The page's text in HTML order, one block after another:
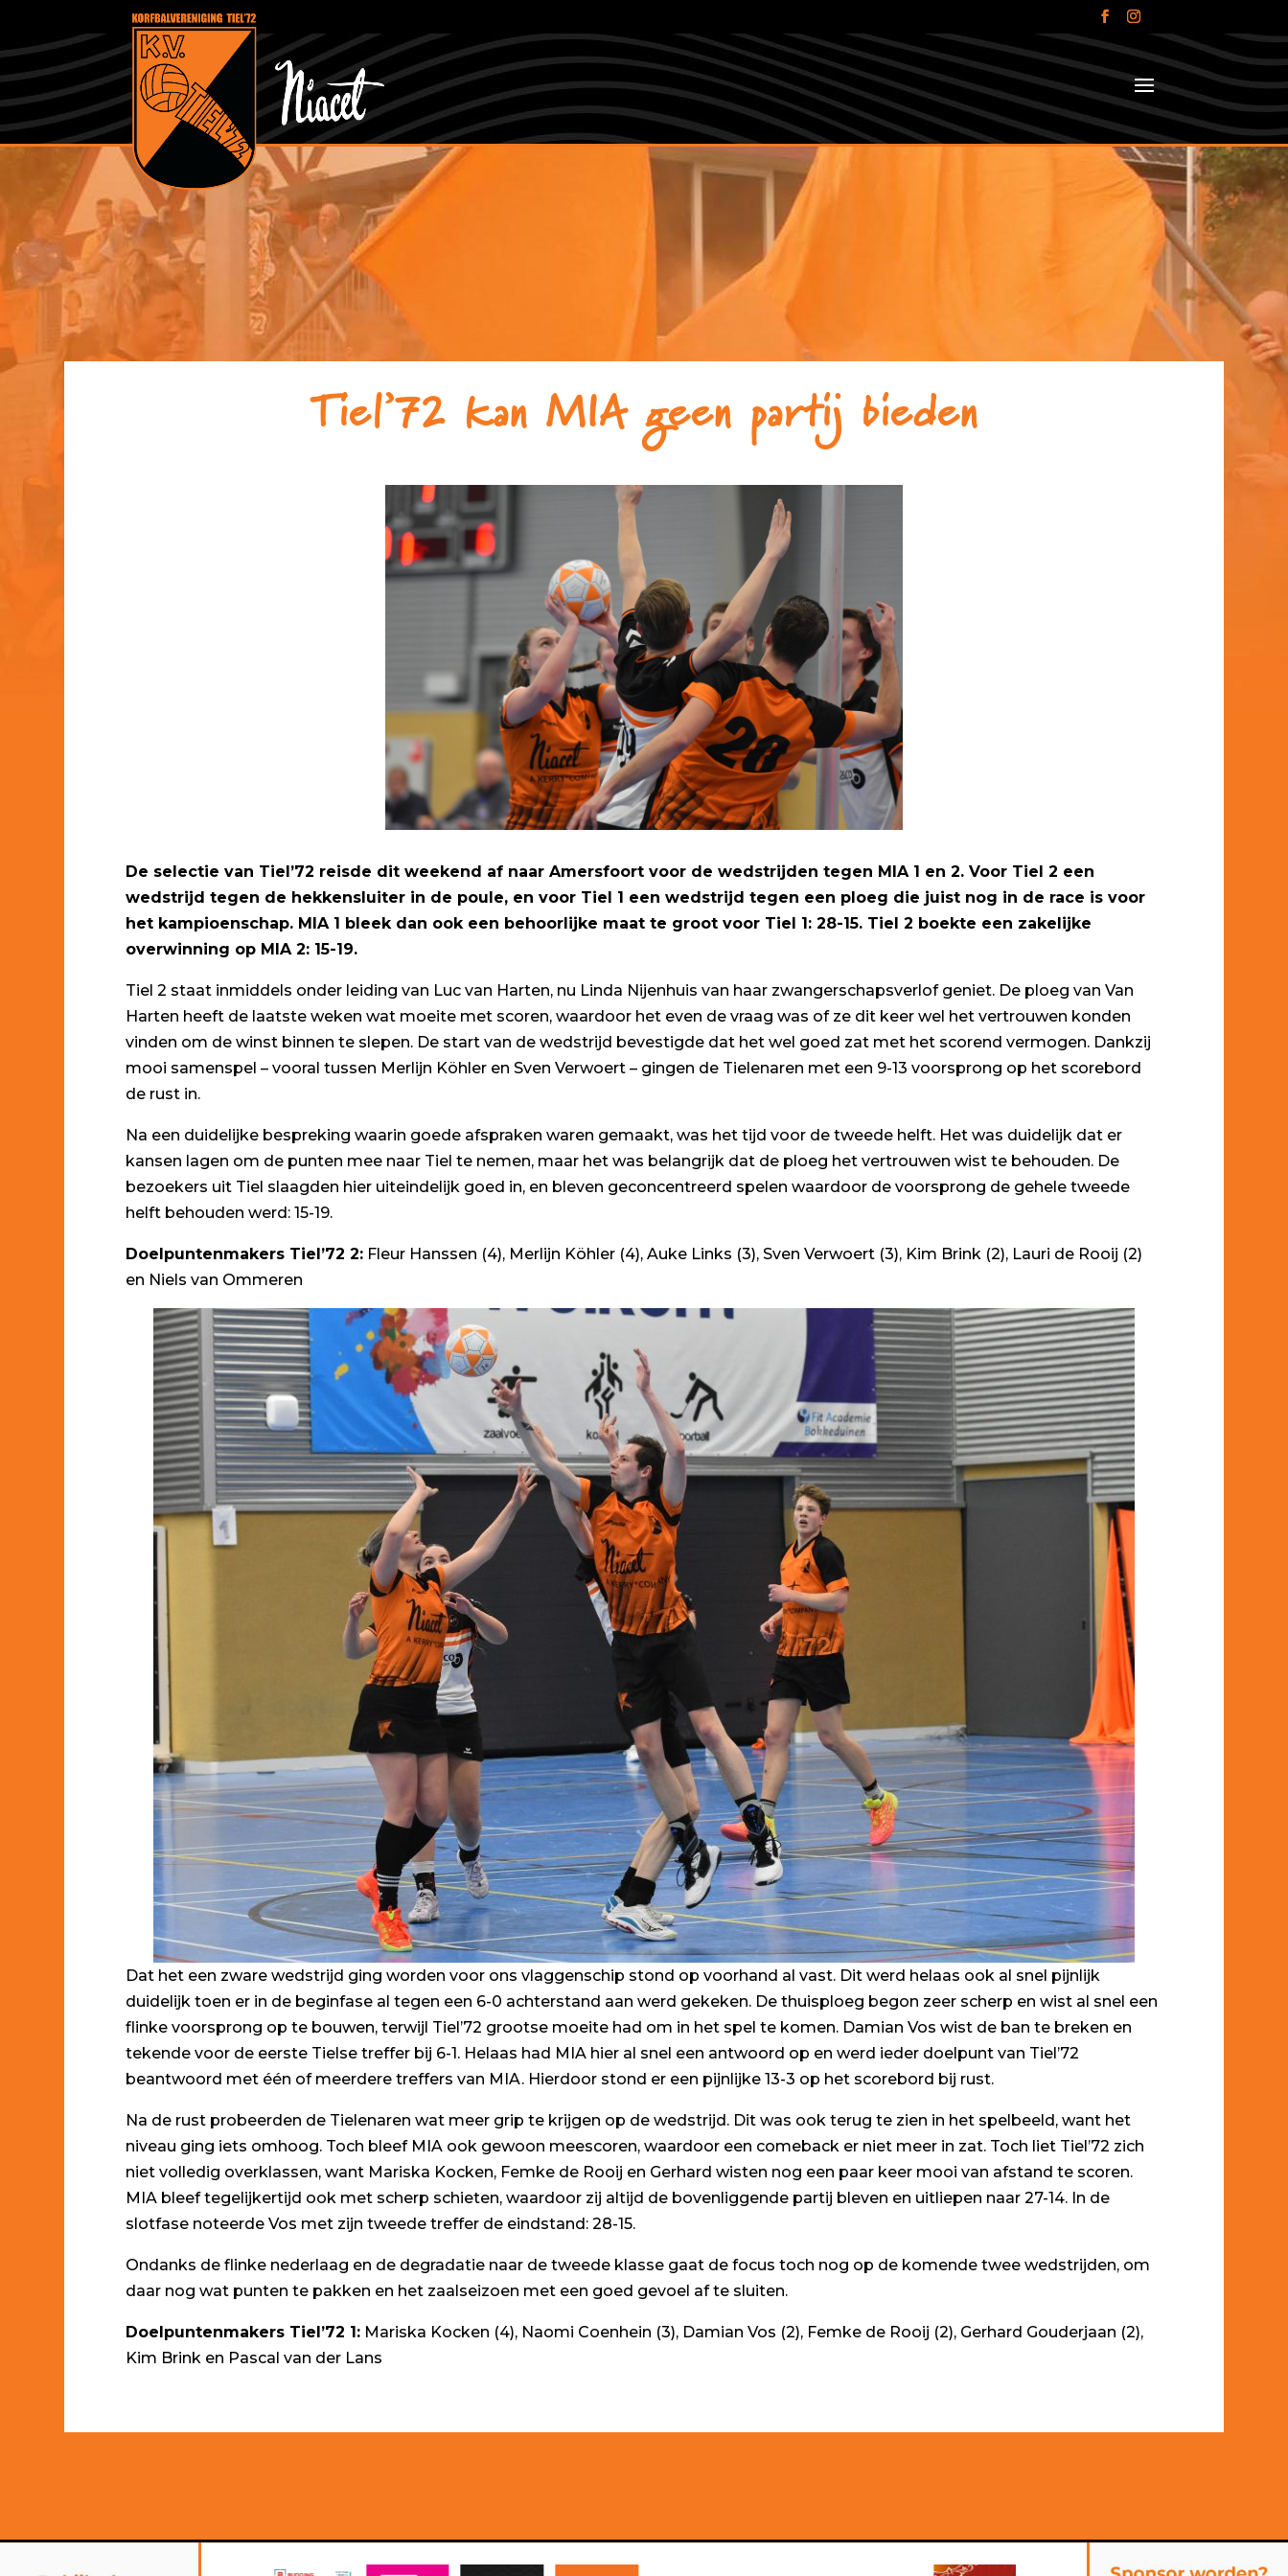
Tiel’72 kan MIA geen partij bieden
De selectie van Tiel’72 reisde dit weekend af naar Amersfoort voor de wedstrijden tegen MIA 1 en 2. Voor Tiel 2 een
wedstrijd tegen de hekkensluiter in de poule, en voor Tiel 1 een wedstrijd tegen een ploeg die juist nog in de race is voor
het kampioenschap. MIA 1 bleek dan ook een behoorlijke maat te groot voor Tiel 1: 28-15. Tiel 2 boekte een zakelijke
overwinning op MIA 2: 15-19.
Tiel 2 staat inmiddels onder leiding van Luc van Harten, nu Linda Nijenhuis van haar zwangerschapsverlof geniet. De ploeg van Van
Harten heeft de laatste weken wat moeite met scoren, waardoor het even de vraag was of ze dit keer wel het vertrouwen konden
vinden om de winst binnen te slepen. De start van de wedstrijd bevestigde dat het wel goed zat met het scorend vermogen. Dankzij
mooi samenspel – vooral tussen Merlijn Köhler en Sven Verwoert – gingen de Tielenaren met een 9-13 voorsprong op het scorebord
de rust in.
Na een duidelijke bespreking waarin goede afspraken waren gemaakt, was het tijd voor de tweede helft. Het was duidelijk dat er
kansen lagen om de punten mee naar Tiel te nemen, maar het was belangrijk dat de ploeg het vertrouwen wist te behouden. De
bezoekers uit Tiel slaagden hier uiteindelijk goed in, en bleven geconcentreerd spelen waardoor de voorsprong de gehele tweede
helft behouden werd: 15-19.
Doelpuntenmakers Tiel’72 2: Fleur Hanssen (4), Merlijn Köhler (4), Auke Links (3), Sven Verwoert (3), Kim Brink (2), Lauri de Rooij (2)
en Niels van Ommeren
Dat het een zware wedstrijd ging worden voor ons vlaggenschip stond op voorhand al vast. Dit werd helaas ook al snel pijnlijk
duidelijk toen er in de beginfase al tegen een 6-0 achterstand aan werd gekeken. De thuisploeg begon zeer scherp en wist al snel een
flinke voorsprong op te bouwen, terwijl Tiel’72 grootse moeite had om in het spel te komen. Damian Vos wist de ban te breken en
tekende voor de eerste Tielse treffer bij 6-1. Helaas had MIA hier al snel een antwoord op en werd ieder doelpunt van Tiel’72
beantwoord met één of meerdere treffers van MIA. Hierdoor stond er een pijnlijke 13-3 op het scorebord bij rust.
Na de rust probeerden de Tielenaren wat meer grip te krijgen op de wedstrijd. Dit was ook terug te zien in het spelbeeld, want het
niveau ging iets omhoog. Toch bleef MIA ook gewoon meescoren, waardoor een comeback er niet meer in zat. Toch liet Tiel’72 zich
niet volledig overklassen, want Mariska Kocken, Femke de Rooij en Gerhard wisten nog een paar keer mooi van afstand te scoren.
MIA bleef tegelijkertijd ook met scherp schieten, waardoor zij altijd de bovenliggende partij bleven en uitliepen naar 27-14. In de
slotfase noteerde Vos met zijn tweede treffer de eindstand: 28-15.
Ondanks de flinke nederlaag en de degradatie naar de tweede klasse gaat de focus toch nog op de komende twee wedstrijden, om
daar nog wat punten te pakken en het zaalseizoen met een goed gevoel af te sluiten.
Doelpuntenmakers Tiel’72 1: Mariska Kocken (4), Naomi Coenhein (3), Damian Vos (2), Femke de Rooij (2), Gerhard Gouderjaan (2),
Kim Brink en Pascal van der Lans